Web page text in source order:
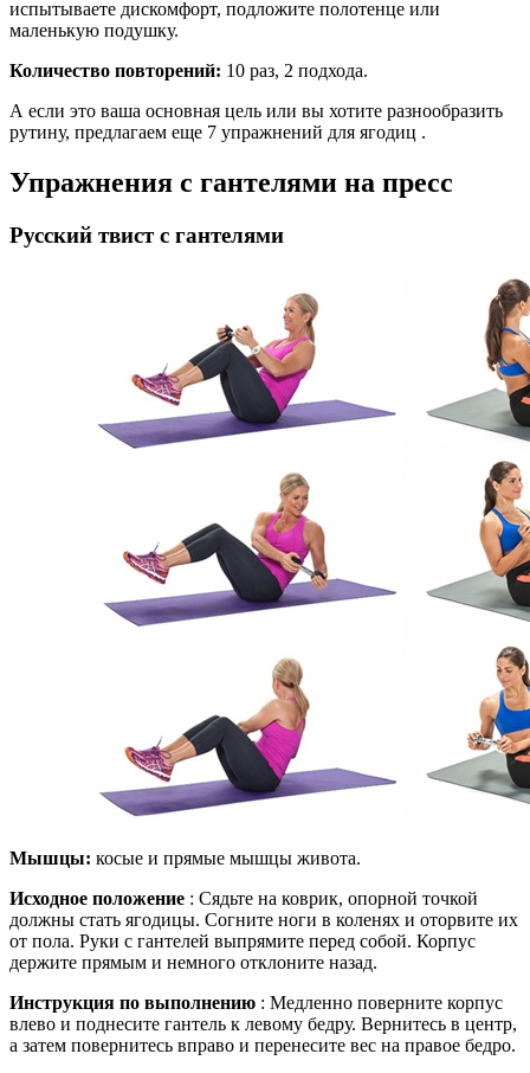
испытываете дискомфорт, подложите полотенце или
маленькую подушку.
Количество повторений: 10 раз, 2 подхода.
А если это ваша основная цель или вы хотите разнообразить
рутину, предлагаем еще 7 упражнений для ягодиц .
Упражнения с гантелями на пресс
Русский твист с гантелями
Мышцы: косые и прямые мышцы живота.
Исходное положение : Сядьте на коврик, опорной точкой
должны стать ягодицы. Согните ноги в коленях и оторвите их
от пола. Руки с гантелей выпрямите перед собой. Корпус
держите прямым и немного отклоните назад.
Инструкция по выполнению : Медленно поверните корпус
влево и поднесите гантель к левому бедру. Вернитесь в центр,
а затем повернитесь вправо и перенесите вес на правое бедро.